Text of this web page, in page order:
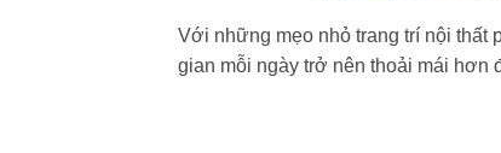
Với những mẹo nhỏ trang trí nội thất
gian mỗi ngày trở nên thoải mái hơn